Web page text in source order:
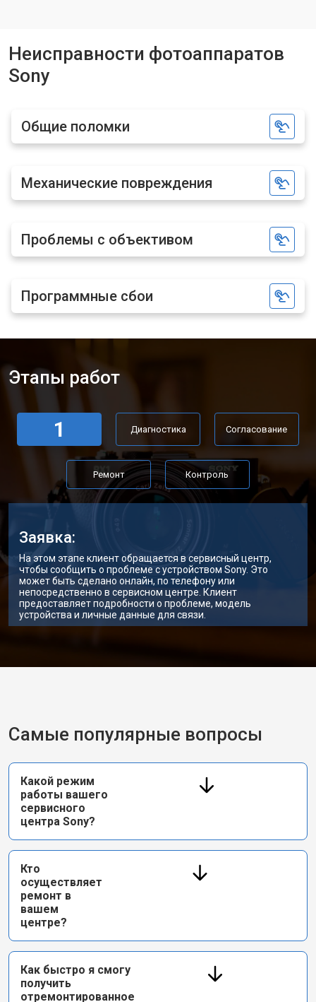
Неисправности фотоаппаратов
Sony
Общие поломки
Механические повреждения
Проблемы с объективом
Программные сбои
Этапы работ
1 Диагностика Согласование
Ремонт Контроль
Заявка:
На этом этапе клиент обращается в сервисный центр,
чтобы сообщить о проблеме с устройством Sony. Это
может быть сделано онлайн, по телефону или
непосредственно в сервисном центре. Клиент
предоставляет подробности о проблеме, модель
устройства и личные данные для связи.
Самые популярные вопросы
Какой режим
работы вашего
сервисного
центра Sony?
Кто
осуществляет
ремонт в
вашем
центре?
Как быстро я смогу
получить
отремонтированное